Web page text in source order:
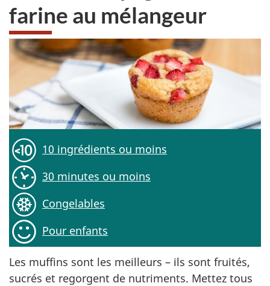
farine au mélangeur
10 ingrédients ou moins
30 minutes ou moins
Congelables
Pour enfants
Les muffins sont les meilleurs – ils sont fruités,
sucrés et regorgent de nutriments. Mettez tous